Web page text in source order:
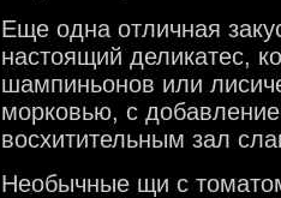
Еще одна отличная
настоящий деликатес,
шампиньонов или
морковью, с
восхитительным зал
Необычные щи с